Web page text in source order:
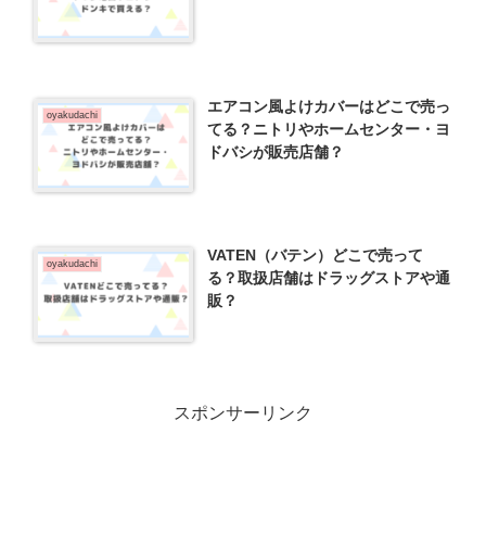
oyakudachi
エアコン風よけカバーはどこで売っ
てる？ニトリやホームセンター・ヨ
ドバシが販売店舗？
oyakudachi
VATEN（バテン）どこで売って
る？取扱店舗はドラッグストアや通
販？
スポンサーリンク